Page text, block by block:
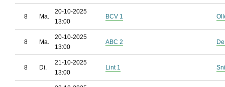
8 Ma.
20-10-2025
13:00
BCV 1
8 Ma.
20-10-2025
13:00
ABC 2
8 Di.
21-10-2025
13:00
Lint 1